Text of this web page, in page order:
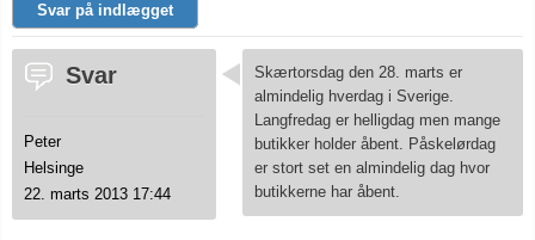
Svar på indlægget
Svar
Peter
Helsinge
22. marts 2013 17:44
Skærtorsdag den 28. marts er
almindelig hverdag i Sverige.
Langfredag er helligdag men mange
butikker holder åbent. Påskelørdag
er stort set en almindelig dag hvor
butikkerne har åbent.